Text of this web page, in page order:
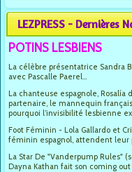
LEZPRESS -
POTINS LESBIENS
La célèbre présentatrice Sandra
avec Pascalle Paerel...
La chanteuse espagnole, Rosalía
partenaire, le mannequin
pourquoi l’invisibilité lesbienne
Foot Féminin - Lola Gallardo et
féminin espagnol, attendent leur
La Star De "Vanderpump Rules"
Dayna Kathan fait son coming out